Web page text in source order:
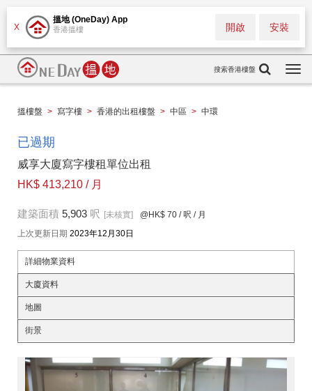
X
搵地 (OneDay) App
香港搵樓 安裝
開啟
搜索香港樓盤
搵樓盤 > 寫字樓 > 香港的出租樓盤 > 中區 > 中環
已過期
威享大廈寫字樓租單位出租
HK$ 413,210 / 月
建築面積 5,903 呎 [未核實] @HK$ 70 / 呎 / 月
上次更新日期 2023年12月30日
詳細物業資料
大廈資料
地圖
街景